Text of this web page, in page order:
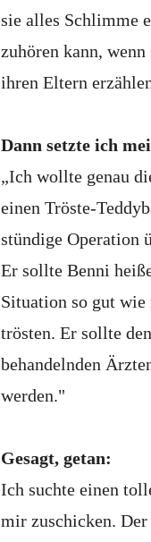
sie alles Schlimme
zuhören kann,
ihren Eltern
Dann setzte ich
„Ich wollte genau
einen Tröste-
stündige Operation
Er sollte Benni
Situation so gut
trösten. Er sollte
behandelnden
werden."
Gesagt, getan:
Ich suchte einen
mir zuschicken.